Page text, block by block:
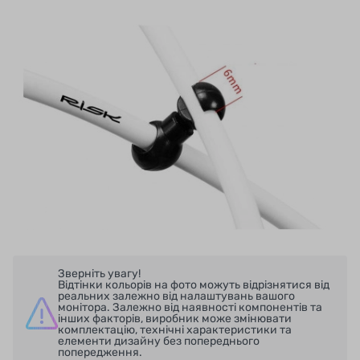
Зверніть увагу!
Відтінки кольорів на фото можуть відрізнятися від
реальних залежно від налаштувань вашого
монітора. Залежно від наявності компонентів та
інших факторів, виробник може змінювати
комплектацію, технічні характеристики та
елементи дизайну без попереднього
попередження.